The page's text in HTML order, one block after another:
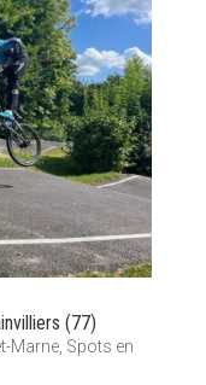
(77)
Marne, Spots en